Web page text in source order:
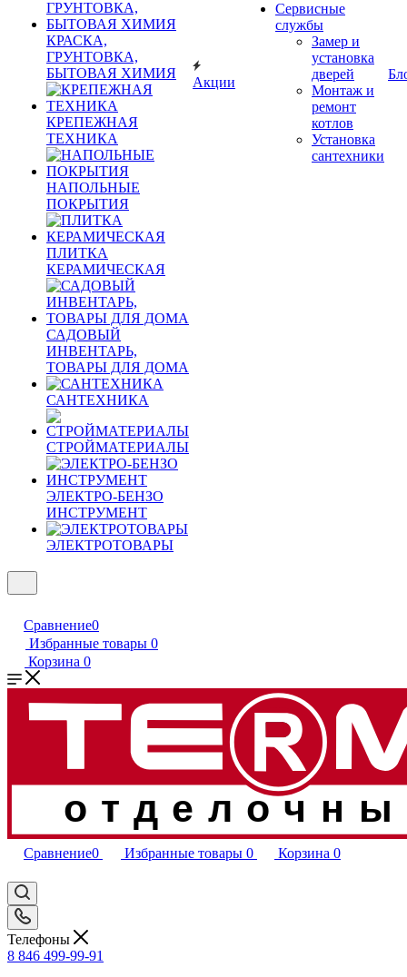
КРАСКА,
ГРУНТОВКА,
БЫТОВАЯ ХИМИЯ
КРЕПЕЖНАЯ
ТЕХНИКА
НАПОЛЬНЫЕ
ПОКРЫТИЯ
ПЛИТКА
КЕРАМИЧЕСКАЯ
САДОВЫЙ
ИНВЕНТАРЬ,
ТОВАРЫ ДЛЯ ДОМА
САНТЕХНИКА
СТРОЙМАТЕРИАЛЫ
ЭЛЕКТРО-БЕНЗО
ИНСТРУМЕНТ
ЭЛЕКТРОТОВАРЫ
Акции
Сервисные
службы
Замер и
установка
дверей
Монтаж и
ремонт
котлов
Установка
сантехники
Сравнение0
Избранные товары 0
Корзина 0
Сравнение0 Избранные товары 0 Корзина 0
Телефоны
8 846 499-99-91